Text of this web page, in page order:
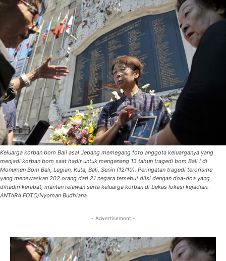
Keluarga korban bom Bali asal Jepang memegang foto anggota keluarganya yang
menjadi korban bom saat hadir untuk mengenang 13 tahun tragedi bom Bali I di
Monumen Bom Bali, Legian, Kuta, Bali, Senin (12/10). Peringatan tragedi terorisme
yang menewaskan 202 orang dari 21 negara tersebut diisi dengan doa-doa yang
dihadiri kerabat, mantan relawan serta keluarga korban di bekas lokasi kejadian.
ANTARA FOTO/Nyoman Budhiana
- Advertisement -